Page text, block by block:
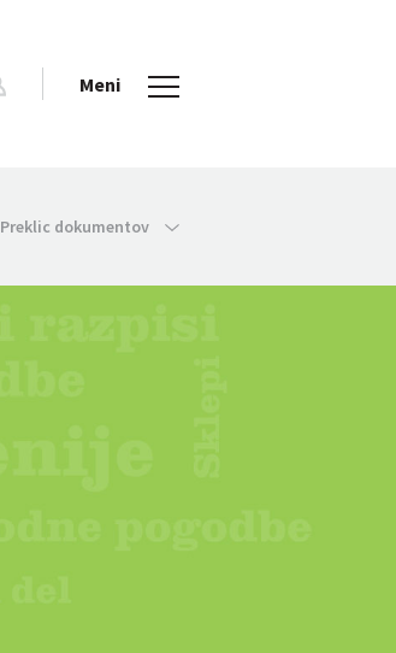
Meni
Preklic dokumentov